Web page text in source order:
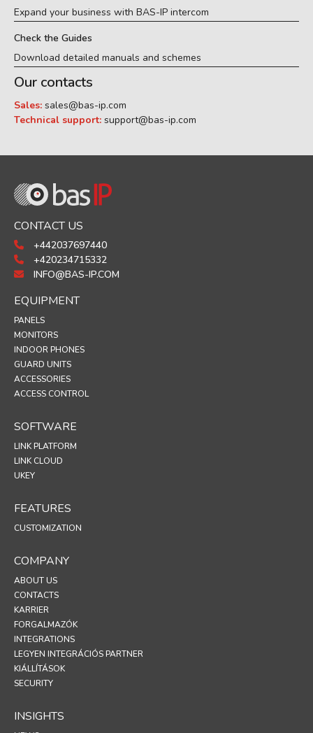
Expand your business with BAS-IP intercom
Check the Guides
Download detailed manuals and schemes
Our contacts
Sales: sales@bas-ip.com
Technical support: support@bas-ip.com
CONTACT US
+442037697440
+420234715332
INFO@BAS-IP.COM
EQUIPMENT
PANELS
MONITORS
INDOOR PHONES
GUARD UNITS
ACCESSORIES
ACCESS CONTROL
SOFTWARE
LINK PLATFORM
LINK CLOUD
UKEY
FEATURES
CUSTOMIZATION
COMPANY
ABOUT US
CONTACTS
KARRIER
FORGALMAZÓK
INTEGRATIONS
LEGYEN INTEGRÁCIÓS PARTNER
KIÁLLÍTÁSOK
SECURITY
INSIGHTS